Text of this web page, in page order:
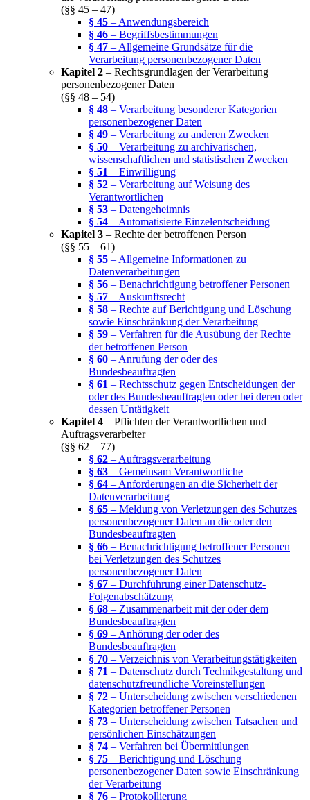
(§§ 45 – 47)
§ 45 – Anwendungsbereich
§ 46 – Begriffsbestimmungen
§ 47 – Allgemeine Grundsätze für die
Verarbeitung personenbezogener Daten
Kapitel 2 – Rechtsgrundlagen der Verarbeitung
personenbezogener Daten
(§§ 48 – 54)
§ 48 – Verarbeitung besonderer Kategorien
personenbezogener Daten
§ 49 – Verarbeitung zu anderen Zwecken
§ 50 – Verarbeitung zu archivarischen,
wissenschaftlichen und statistischen Zwecken
§ 51 – Einwilligung
§ 52 – Verarbeitung auf Weisung des
Verantwortlichen
§ 53 – Datengeheimnis
§ 54 – Automatisierte Einzelentscheidung
Kapitel 3 – Rechte der betroffenen Person
(§§ 55 – 61)
§ 55 – Allgemeine Informationen zu
Datenverarbeitungen
§ 56 – Benachrichtigung betroffener Personen
§ 57 – Auskunftsrecht
§ 58 – Rechte auf Berichtigung und Löschung
sowie Einschränkung der Verarbeitung
§ 59 – Verfahren für die Ausübung der Rechte
der betroffenen Person
§ 60 – Anrufung der oder des
Bundesbeauftragten
§ 61 – Rechtsschutz gegen Entscheidungen der
oder des Bundesbeauftragten oder bei deren oder
dessen Untätigkeit
Kapitel 4 – Pflichten der Verantwortlichen und
Auftragsverarbeiter
(§§ 62 – 77)
§ 62 – Auftragsverarbeitung
§ 63 – Gemeinsam Verantwortliche
§ 64 – Anforderungen an die Sicherheit der
Datenverarbeitung
§ 65 – Meldung von Verletzungen des Schutzes
personenbezogener Daten an die oder den
Bundesbeauftragten
§ 66 – Benachrichtigung betroffener Personen
bei Verletzungen des Schutzes
personenbezogener Daten
§ 67 – Durchführung einer Datenschutz-
Folgenabschätzung
§ 68 – Zusammenarbeit mit der oder dem
Bundesbeauftragten
§ 69 – Anhörung der oder des
Bundesbeauftragten
§ 70 – Verzeichnis von Verarbeitungstätigkeiten
§ 71 – Datenschutz durch Technikgestaltung und
datenschutzfreundliche Voreinstellungen
§ 72 – Unterscheidung zwischen verschiedenen
Kategorien betroffener Personen
§ 73 – Unterscheidung zwischen Tatsachen und
persönlichen Einschätzungen
§ 74 – Verfahren bei Übermittlungen
§ 75 – Berichtigung und Löschung
personenbezogener Daten sowie Einschränkung
der Verarbeitung
§ 76 – Protokollierung